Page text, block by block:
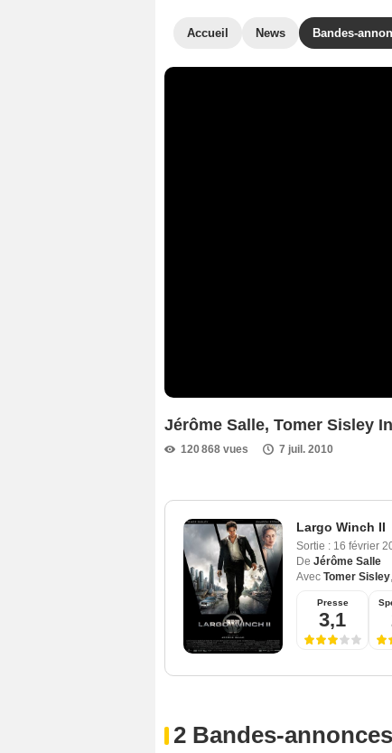
Accueil News Bandes-
Jérôme Salle, Tomer Sisley
120 868 vues 7 juil. 2010
Largo Winch II
Sortie : 16 février
De Jérôme Salle
Avec Tomer Sisley,
Presse
3,1
2 Bandes-